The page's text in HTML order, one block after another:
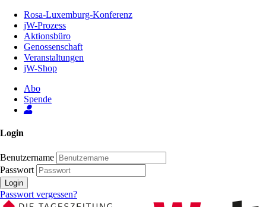
Inhalt
Seite
Rosa-Luxemburg-Konferenz
jW-Prozess
Aktionsbüro
Genossenschaft
Veranstaltungen
jW-Shop
Abo
Spende
Login
Benutzername
Passwort
Login
Passwort vergessen?